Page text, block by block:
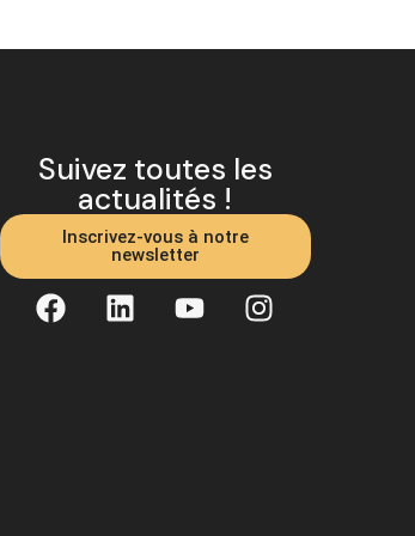
Suivez toutes les
actualités !
Inscrivez-vous à notre
newsletter